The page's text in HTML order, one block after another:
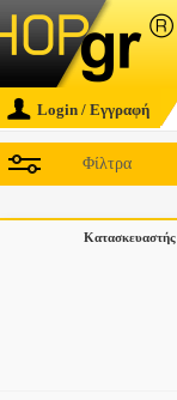
Login / Εγγραφή
Φίλτρα
Κατασκευαστής